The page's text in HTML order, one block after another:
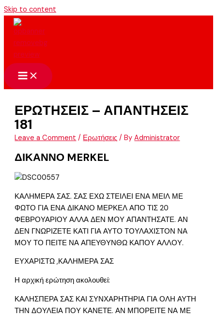
Skip to content
ΕΡΩΤΗΣΕΙΣ – ΑΠΑΝΤΗΣΕΙΣ
181
Leave a Comment / Ερωτήσεις / ByAdministrator
ΔΙΚΑΝΝΟ MERKEL
ΚΑΛΗΜΕΡΑ ΣΑΣ. ΣΑΣ ΕΧΩ ΣΤΕΙΛΕΙ ΕΝΑ ΜΕΙΛ ΜΕ
ΦΩΤΟ ΓΙΑ ΕΝΑ ΔΙΚΑΝΟ ΜΕΡΚΕΛ ΑΠΟ ΤΙΣ 20
ΦΕΒΡΟΥΑΡΙΟΥ ΑΛΛΑ ΔΕΝ ΜΟΥ ΑΠΑΝΤΗΣΑΤΕ. ΑΝ
ΔΕΝ ΓΝΩΡΙΖΕΤΕ ΚΑΤΙ ΓΙΑ ΑΥΤΟ ΤΟΥΛΑΧΙΣΤΟΝ ΝΑ
ΜΟΥ ΤΟ ΠΕΙΤΕ ΝΑ ΑΠΕΥΘΥΝΘΩ ΚΑΠΟΥ ΑΛΛΟΥ.
ΕΥΧΑΡΙΣΤΩ ,ΚΑΛΗΜΕΡΑ ΣΑΣ
Η αρχική ερώτηση ακολουθεί:
ΚΑΛΗΣΠΕΡΑ ΣΑΣ ΚΑΙ ΣΥΝΧΑΡΗΤΗΡΙΑ ΓΙΑ ΟΛΗ ΑΥΤΗ
ΤΗΝ ΔΟΥΛΕΙΑ ΠΟΥ ΚΑΝΕΤΕ. ΑΝ ΜΠΟΡΕΙΤΕ ΝΑ ΜΕ